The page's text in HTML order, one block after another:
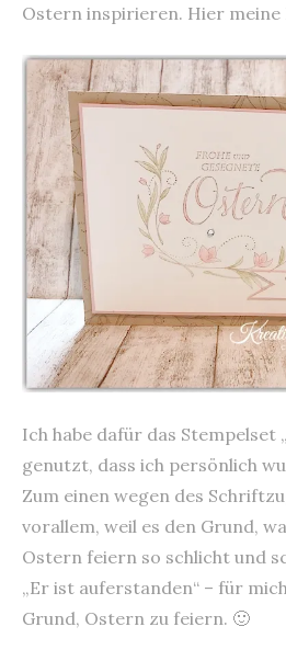
Ostern inspirieren. Hier meine
Ich habe dafür das Stempelset
genutzt, dass ich persönlich
Zum einen wegen des
vorallem, weil es den Grund,
Ostern feiern so schlicht und
„Er ist auferstanden“ – für
Grund, Ostern zu feiern. 🙂